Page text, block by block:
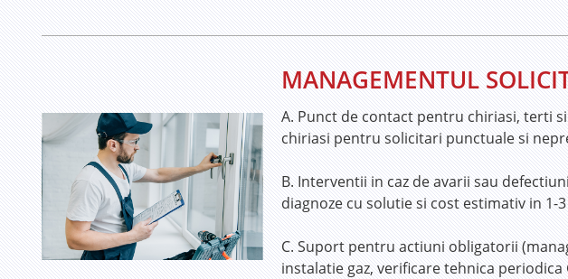
MANAGEMENTUL
A. Punct de contact pentru chiriasi, terti
chiriasi pentru solicitari punctuale si
B. Interventii in caz de avarii sau
diagnoze cu solutie si cost estimativ in
C. Suport pentru actiuni obligatorii
instalatie gaz, verificare tehnica